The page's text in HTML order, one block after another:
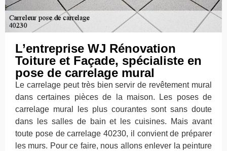
L’entreprise WJ Rénovation
Toiture et Façade, spécialiste en
pose de carrelage mural
Le carrelage peut très bien servir de revêtement mural
dans certaines pièces de la maison. Les poses de
carrelage mural les plus courantes sont sans doute
dans les salles de bain et les cuisines. Mais avant
toute pose de carrelage 40230, il convient de préparer
les murs. Pour ce faire, nous allons enlever la peinture